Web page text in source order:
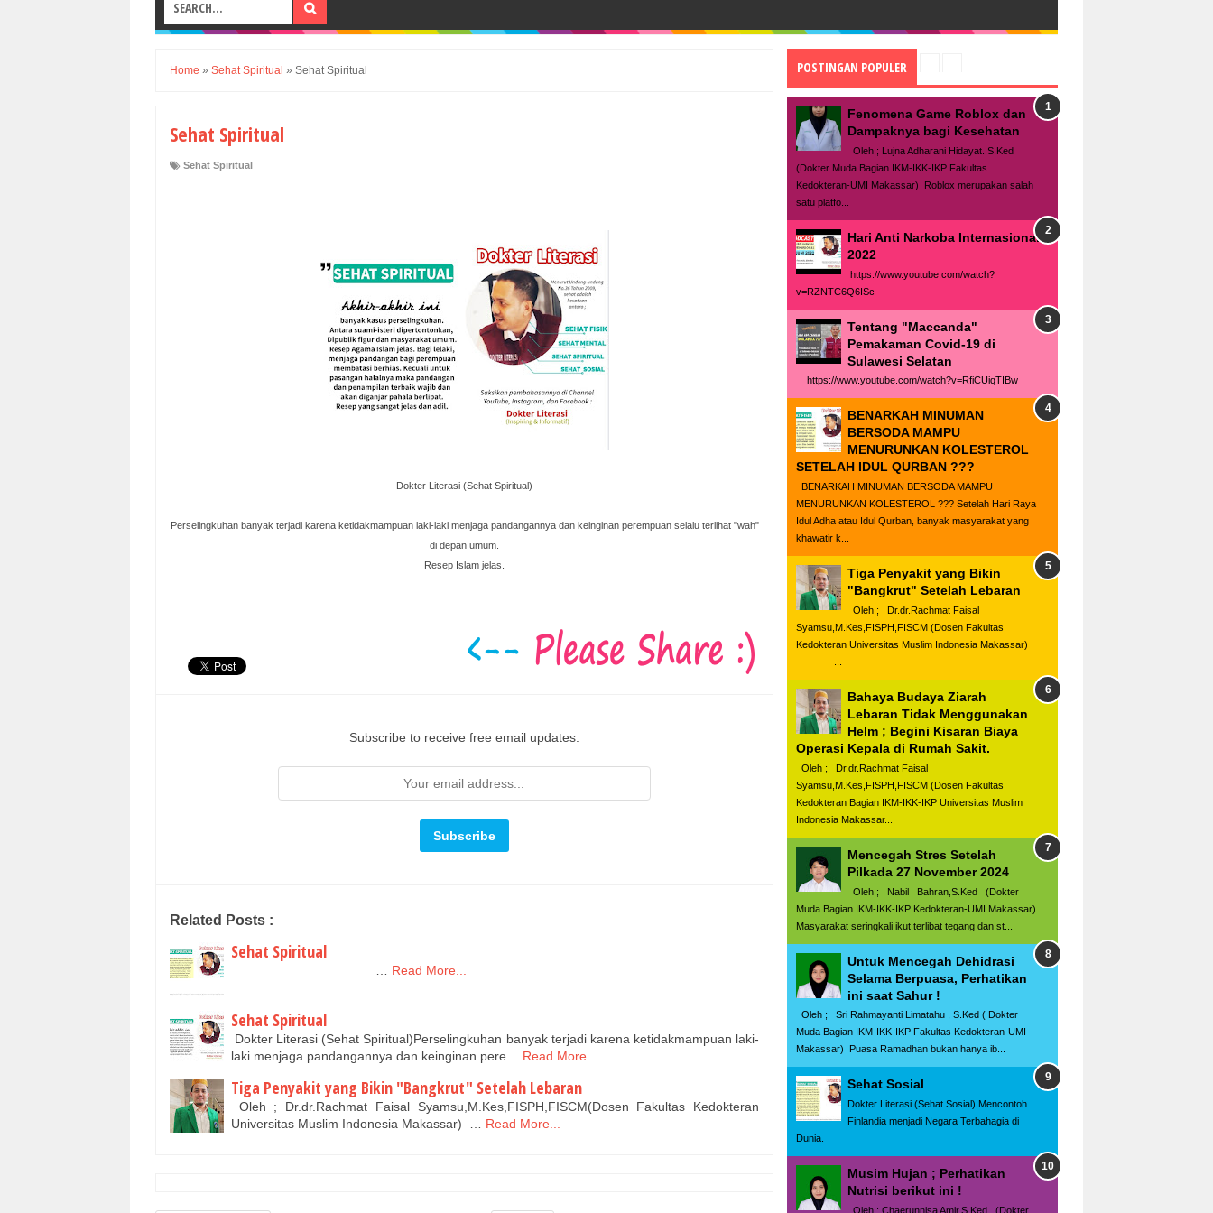
Home » Sehat Spiritual » Sehat Spiritual
Sehat Spiritual
Sehat Spiritual
Dokter Literasi (Sehat Spiritual)
Perselingkuhan banyak terjadi karena ketidakmampuan laki-laki menjaga pandangannya dan keinginan perempuan selalu terlihat "wah"
di depan umum.
Resep Islam jelas.
Subscribe to receive free email updates:
Related Posts :
Sehat Spiritual
… Read More...
Sehat Spiritual
Dokter Literasi (Sehat Spiritual)Perselingkuhan banyak terjadi karena ketidakmampuan laki-
laki menjaga pandangannya dan keinginan pere…
Read More...
Tiga Penyakit yang Bikin "Bangkrut" Setelah Lebaran
Oleh ; Dr.dr.Rachmat Faisal Syamsu,M.Kes,FISPH,FISCM(Dosen Fakultas Kedokteran
Universitas Muslim Indonesia Makassar) … Read More...
POSTINGAN POPULER
Fenomena Game Roblox dan
Dampaknya bagi Kesehatan
Oleh ; Lujna Adharani Hidayat. S.Ked
(Dokter Muda Bagian IKM-IKK-IKP Fakultas
Kedokteran-UMI Makassar) Roblox merupakan salah
satu platfo...
Hari Anti Narkoba Internasional
2022
https://www.youtube.com/watch?
v=RZNTC6Q6ISc
Tentang "Maccanda"
Pemakaman Covid-19 di
Sulawesi Selatan
https://www.youtube.com/watch?v=RfiCUiqTIBw
BENARKAH MINUMAN
BERSODA MAMPU
MENURUNKAN KOLESTEROL
SETELAH IDUL QURBAN ???
BENARKAH MINUMAN BERSODA MAMPU
MENURUNKAN KOLESTEROL ??? Setelah Hari Raya
Idul Adha atau Idul Qurban, banyak masyarakat yang
khawatir k...
Tiga Penyakit yang Bikin
"Bangkrut" Setelah Lebaran
Oleh ; Dr.dr.Rachmat Faisal
Syamsu,M.Kes,FISPH,FISCM (Dosen Fakultas
Kedokteran Universitas Muslim Indonesia Makassar)
Bahaya Budaya Ziarah
Lebaran Tidak Menggunakan
Helm ; Begini Kisaran Biaya
Operasi Kepala di Rumah Sakit.
Oleh ; Dr.dr.Rachmat Faisal
Syamsu,M.Kes,FISPH,FISCM (Dosen Fakultas
Kedokteran Bagian IKM-IKK-IKP Universitas Muslim
Indonesia Makassar...
Mencegah Stres Setelah
Pilkada 27 November 2024
Oleh ; Nabil Bahran,S.Ked (Dokter
Muda Bagian IKM-IKK-IKP Kedokteran-UMI Makassar)
Masyarakat seringkali ikut terlibat tegang dan st...
Untuk Mencegah Dehidrasi
Selama Berpuasa, Perhatikan
ini saat Sahur !
Oleh ; Sri Rahmayanti Limatahu , S.Ked ( Dokter
Muda Bagian IKM-IKK-IKP Fakultas Kedokteran-UMI
Makassar) Puasa Ramadhan bukan hanya ib...
Sehat Sosial
Dokter Literasi (Sehat Sosial) Mencontoh
Finlandia menjadi Negara Terbahagia di
Dunia.
Musim Hujan ; Perhatikan
Nutrisi berikut ini !
Oleh ; Chaerunnisa Amir,S.Ked (Dokter